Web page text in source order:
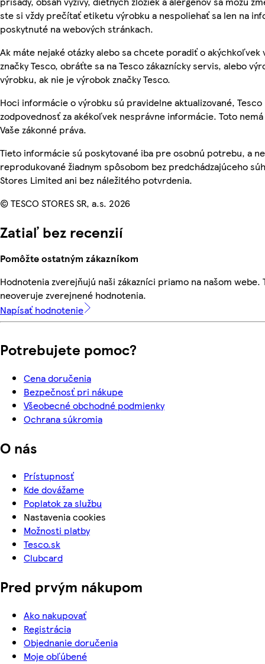
ste si vždy prečítať etiketu výrobku a nespoliehať sa len na
poskytnuté na webových stránkach.
Ak máte nejaké otázky alebo sa chcete poradiť o akýchkoľvek
značky Tesco, obráťte sa na Tesco zákaznícky servis, alebo
výrobku, ak nie je výrobok značky Tesco.
Hoci informácie o výrobku sú pravidelne aktualizované, Tesco
zodpovednosť za akékoľvek nesprávne informácie. Toto
Vaše zákonné práva.
Tieto informácie sú poskytované iba pre osobnú potrebu, a
reprodukované žiadnym spôsobom bez predchádzajúceho
Stores Limited ani bez náležitého potvrdenia.
© TESCO STORES SR, a.s. 2026
Zatiaľ bez recenzií
Pomôžte ostatným zákazníkom
Hodnotenia zverejňujú naši zákazníci priamo na našom webe.
neoveruje zverejnené hodnotenia.
Napísať hodnotenie
Potrebujete pomoc?
Cena doručenia
Bezpečnosť pri nákupe
Všeobecné obchodné podmienky
Ochrana súkromia
O nás
Prístupnosť
Kde dovážame
Poplatok za službu
Nastavenia cookies
Možnosti platby
Tesco.sk
Clubcard
Pred prvým nákupom
Ako nakupovať
Registrácia
Objednanie doručenia
Moje obľúbené